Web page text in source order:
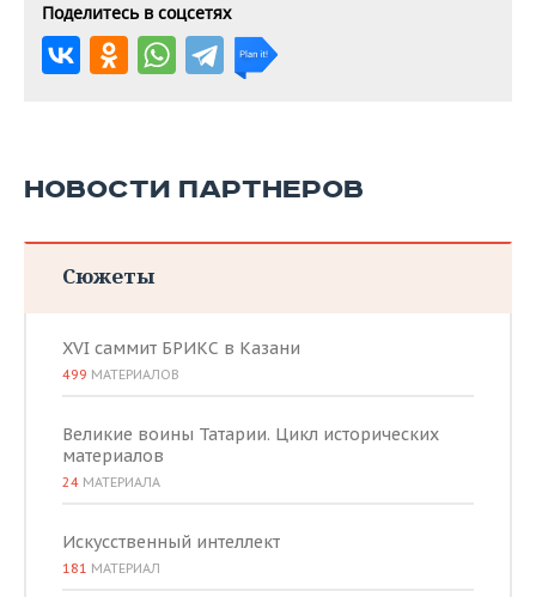
Поделитесь в соцсетях
НОВОСТИ ПАРТНЕРОВ
Сюжеты
XVI саммит БРИКС в Казани
499 МАТЕРИАЛОВ
Великие воины Татарии. Цикл исторических
материалов
24 МАТЕРИАЛА
Искусственный интеллект
181 МАТЕРИАЛ